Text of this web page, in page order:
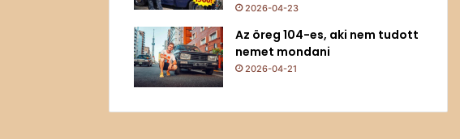
2026-04-23
Az öreg 104-es, aki nem tudott
nemet mondani
2026-04-21